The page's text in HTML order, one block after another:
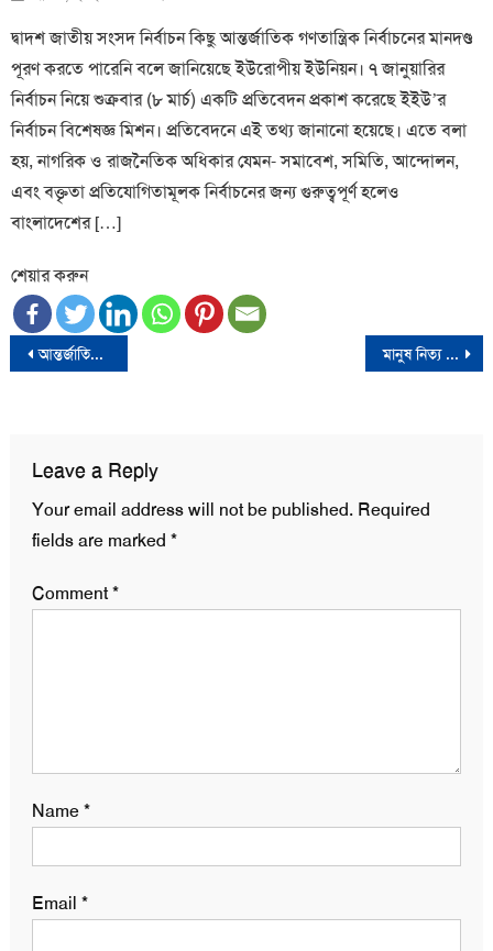
দ্বাদশ জাতীয় সংসদ নির্বাচন কিছু আন্তর্জাতিক গণতান্ত্রিক নির্বাচনের মানদণ্ড
পূরণ করতে পারেনি বলে জানিয়েছে ইউরোপীয় ইউনিয়ন। ৭ জানুয়ারির
নির্বাচন নিয়ে শুক্রবার (৮ মার্চ) একটি প্রতিবেদন প্রকাশ করেছে ইইউ’র
নির্বাচন বিশেষজ্ঞ মিশন। প্রতিবেদনে এই তথ্য জানানো হয়েছে। এতে বলা
হয়, নাগরিক ও রাজনৈতিক অধিকার যেমন- সমাবেশ, সমিতি, আন্দোলন,
এবং বক্তৃতা প্রতিযোগিতামূলক নির্বাচনের জন্য গুরুত্বপূর্ণ হলেও
বাংলাদেশের […]
শেয়ার করুন
Post
আন্তর্জাতিক নারী দিবস আজ মানুষ নিত্য প্রয়োজনীয় দ্রব্য কিনতে গিয়ে হিমশিম খাচ্ছে: রিজভী
Leave a Reply
Your email address will not be published. Required
fields are marked *
Comment*
Name*
Email *